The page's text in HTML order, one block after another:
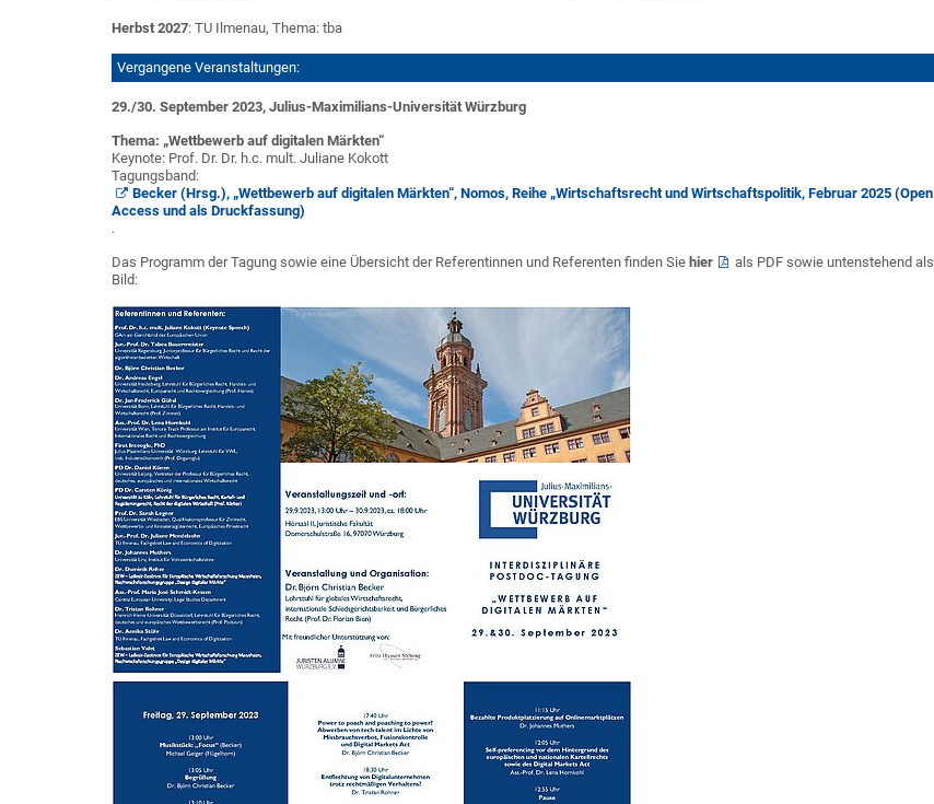
Herbst 2027: TU Ilmenau, Thema: tba
Vergangene Veranstaltungen:
29./30. September 2023, Julius-Maximilians-Universität Würzburg
Thema: „Wettbewerb auf digitalen Märkten“
Keynote: Prof. Dr. Dr. h.c. mult. Juliane Kokott
Tagungsband:
Becker (Hrsg.), „Wettbewerb auf digitalen Märkten“, Nomos, Reihe „Wirtschaftsrecht und Wirtschaftspolitik, Februar 2025 (Open
Access und als Druckfassung)
.
Das Programm der Tagung sowie eine Übersicht der Referentinnen und Referenten finden Sie hier
als PDF sowie untenstehend als
Bild: